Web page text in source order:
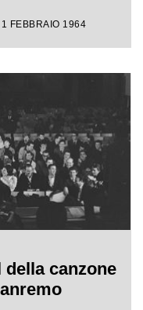
FEBBRAIO 1964
della canzone